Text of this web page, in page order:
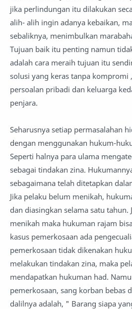
jika perlindungan itu dilakukan
alih- alih ingin adanya kebaikan,
sebaliknya, menimbulkan
Tujuan baik itu penting namun
adalah cara meraih tujuan itu
solusi yang keras tanpa kompromi
persoalan pribadi dan keluarga
penjara.
Seharusnya setiap permasalahan
dengan menggunakan hukum-
Seperti halnya para ulama
sebagai tindakan zina.
sebagaimana telah ditetapkan
Jika pelaku belum menikah,
dan diasingkan selama satu tahun.
menikah maka hukuman rajam
kasus pemerkosaan ada
pemerkosaan tidak dikenakan
melakukan tindakan zina, maka
mendapatkan hukuman had.
pemerkosaan, sang korban bebas
dalilnya adalah, " Barang siapa